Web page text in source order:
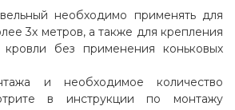
необходимо применять для
3х метров, а также для крепления
без применения коньковых
и необходимое количество
в инструкции по монтажу